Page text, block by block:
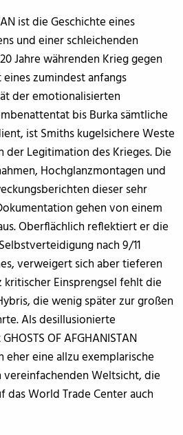
ist die Geschichte eines
und einer schleichenden
Jahre währenden Krieg gegen
zumindest anfangs
der emotionalisierten
bis Burka sämtliche
ist Smiths kugelsichere Weste
Legitimation des Krieges. Die
Hochglanzmontagen und
dieser sehr
gehen von einem
Oberflächlich reflektiert er die
nach 9/11
verweigert sich aber tieferen
kritischer Einsprengsel fehlt die
die wenig später zur großen
Als desillusionierte
OF AFGHANISTAN
eher eine allzu exemplarische
Weltsicht, die
das World Trade Center auch